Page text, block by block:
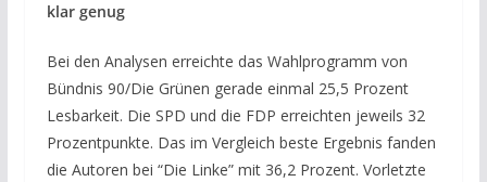
klar genug
Bei den Analysen erreichte das Wahlprogramm von
Bündnis 90/Die Grünen gerade einmal 25,5 Prozent
Lesbarkeit. Die SPD und die FDP erreichten jeweils 32
Prozentpunkte. Das im Vergleich beste Ergebnis fanden
die Autoren bei “Die Linke” mit 36,2 Prozent. Vorletzte